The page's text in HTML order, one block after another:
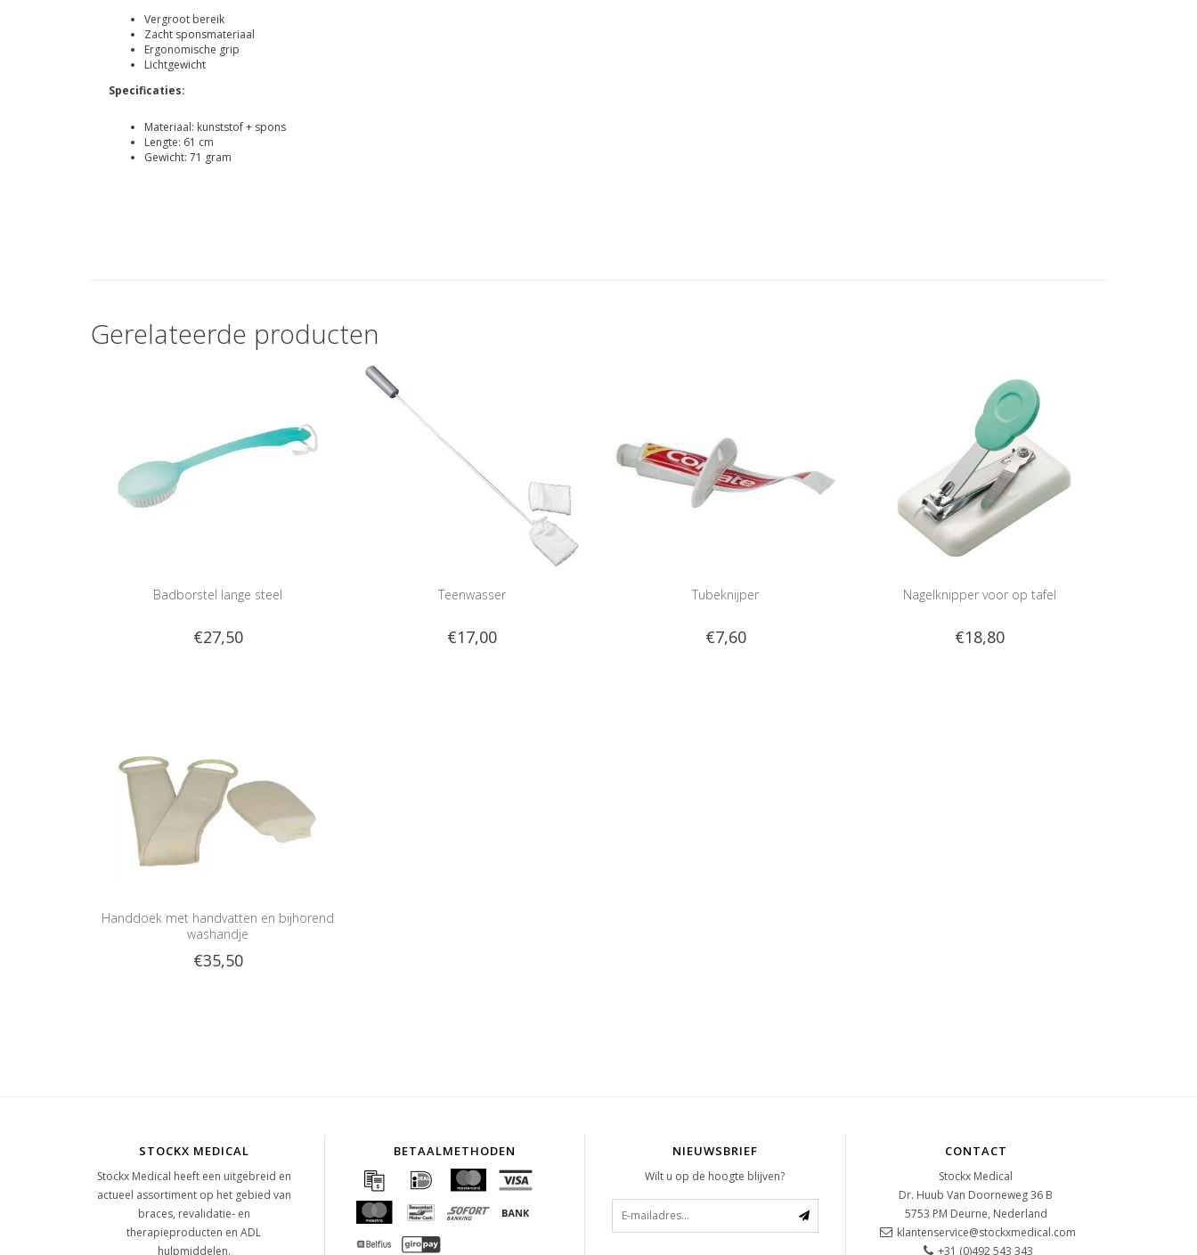
Vergroot bereik
Zacht sponsmateriaal
Ergonomische grip
Lichtgewicht
Specificaties:
Materiaal: kunststof + spons
Lengte: 61 cm
Gewicht: 71 gram
Gerelateerde producten
Badborstel lange steel
€27,50
Teenwasser
€17,00
Tubeknijper
€7,60
Nagelknipper voor op tafel
€18,80
Handdoek met handvatten en bijhorend
washandje
€35,50
STOCKX MEDICAL
Stockx Medical heeft een uitgebreid en
actueel assortiment op het gebied van
braces, revalidatie- en
therapieproducten en ADL
hulpmiddelen.
BETAALMETHODEN NIEUWSBRIEF
Wilt u op de hoogte blijven?
CONTACT
Stockx Medical
Dr. Huub Van Doorneweg 36 B
5753 PM Deurne, Nederland
klantenservice@stockxmedical.com
+31 (0)492 543 343